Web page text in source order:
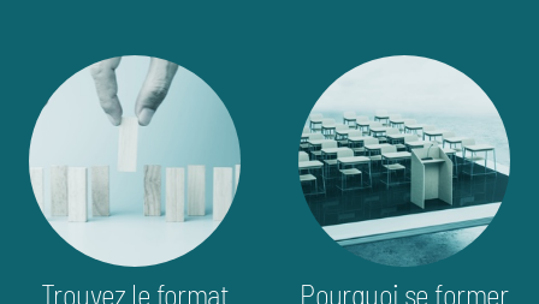
image
Trouvez le format
image
Pourquoi se former